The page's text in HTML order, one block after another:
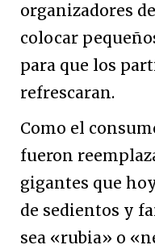
organizadores
colocar
para que los
refrescaran.
Como el
fueron
gigantes que
de sedientos y
sea «rubia» o